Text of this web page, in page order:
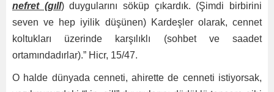
nefret (gıll) duygularını söküp çıkardık. (Şimdi birbirini
seven ve hep iyilik düşünen) Kardeşler olarak, cennet
koltukları üzerinde karşılıklı (sohbet ve saadet
ortamındadırlar).” Hicr, 15/47.
O halde dünyada cenneti, ahirette de cenneti istiyorsak,